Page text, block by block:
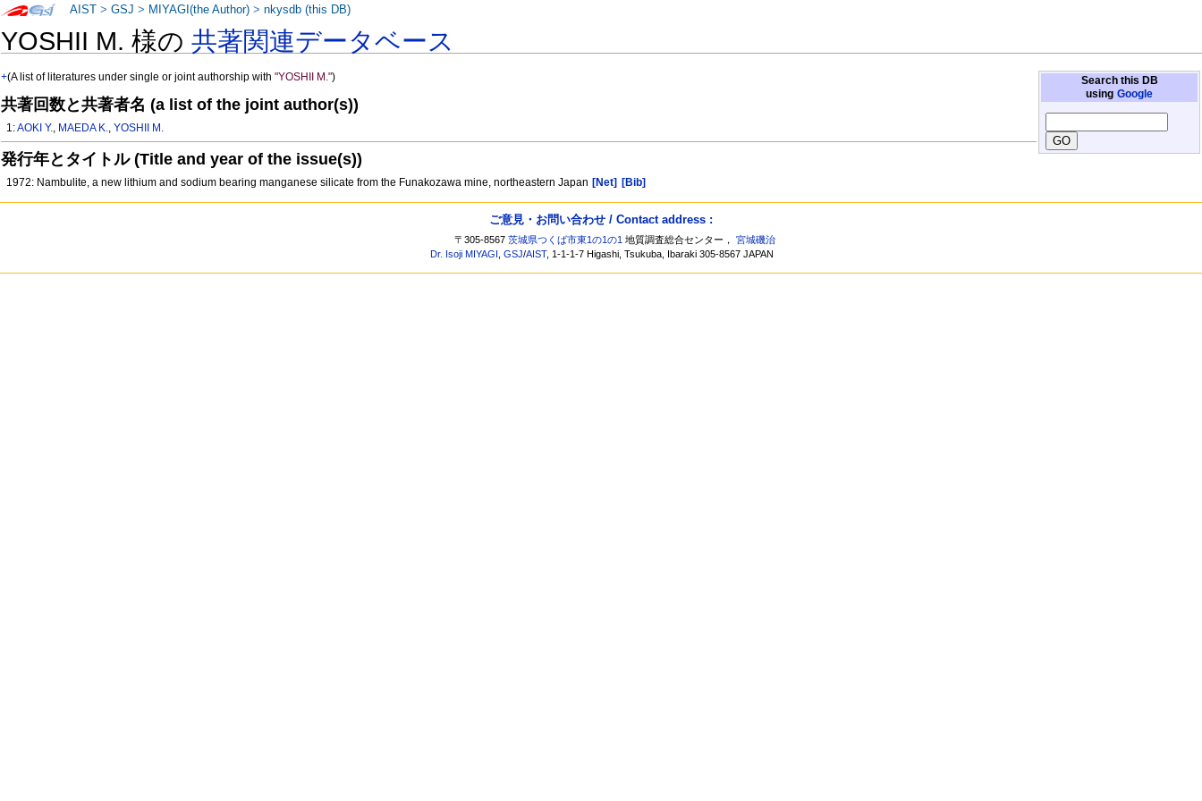
YOSHII M. 様の共著関連データベース
Search this DB
using Google
+(A list of literatures under single or joint authorship with"YOSHII M.")
共著回数と共著者名 (a list of the joint author(s))
1:AOKI Y., MAEDA K.,YOSHII M.
発行年とタイトル (Title and year of the issue(s))
1972: Nambulite, a new lithium and sodium bearing manganese silicate from the Funakozawa mine, northeastern Japan [Net] [Bib]
AIST >GSJ > MIYAGI(the Author) >nkysdb (this DB)
ご意見・お問い合わせ / Contact address :
〒305-8567茨城県つくば市東1の1の1 地質調査総合センター，宮城磯治
Dr. Isoji MIYAGI ,GSJ/AIST, 1-1-1-7 Higashi, Tsukuba, Ibaraki 305-8567 JAPAN